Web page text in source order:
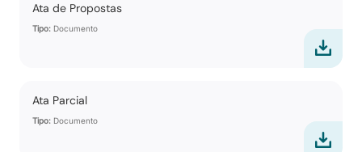
Ata de Propostas
Tipo: Documento
Ata Parcial
Tipo: Documento